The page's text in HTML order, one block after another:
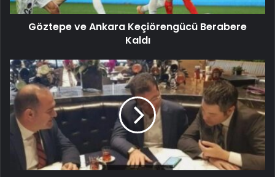
Göztepe ve Ankara Keçiörengücü Berabere
Kaldı